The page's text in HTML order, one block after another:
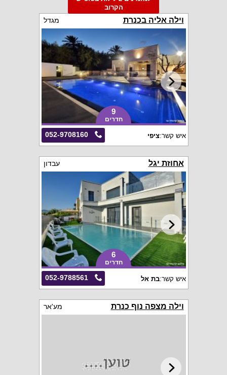
הקרוב
וילה אליה בכנרת מגדל
9
חדרים
052-9708160 איש קשר:ציפי
אחוזת יגל עבדון
6
חדרים
052-9788561 איש קשר:בת אל
וילה מצפה נוף כנרת מע'אר